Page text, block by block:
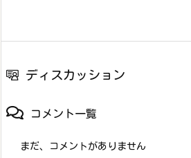
ディスカッション
コメント一覧
まだ、コメントがありません